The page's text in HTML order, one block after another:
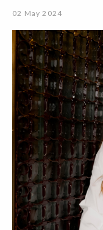
02 May 2024